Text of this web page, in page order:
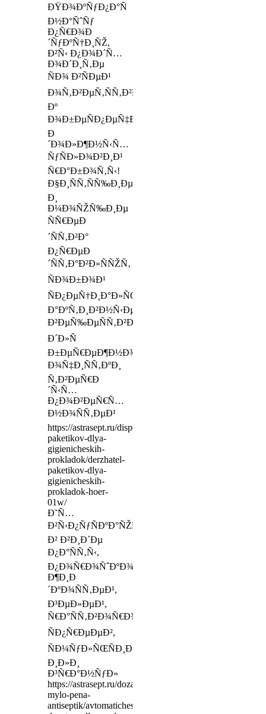
ÐŸÐ¾ÐºÑƒÐ¿Ð°Ñ
Ð½Ð°ÑˆÑƒ
Ð¿Ñ€Ð¾Ð
´ÑƒÐºÑ†Ð¸ÑŽ,
Ð²Ñ‹ Ð¿Ð¾Ð´Ñ…
Ð¾Ð´Ð¸Ñ‚Ðµ
ÑÐ¾ Ð²ÑÐµÐ¹
Ð¾Ñ‚Ð²ÐµÑ‚ÑÑ‚Ð²ÐµÐ½Ð½Ð¾ÑÑ‚ÑŒÑŽ
Ðº
Ð¾Ð±ÐµÑÐ¿ÐµÑ‡ÐµÐ½Ð¸ÑŽ
Ð
´Ð¾Ð»Ð¶Ð½Ñ‹Ñ…
ÑƒÑÐ»Ð¾Ð²Ð¸Ð¹
Ñ€Ð°Ð±Ð¾Ñ‚Ñ‹!
Ð§Ð¸ÑÑ‚ÑÑ‰Ð¸Ðµ
Ð¸
Ð¼Ð¾ÑŽÑ‰Ð¸Ðµ
ÑÑ€ÐµÐ
´ÑÑ‚Ð²Ð°
Ð¿Ñ€ÐµÐ
´ÑÑ‚Ð°Ð²Ð»ÑÑŽÑ‚
ÑÐ¾Ð±Ð¾Ð¹
ÑÐ¿ÐµÑ†Ð¸Ð°Ð»ÑŒÐ½Ñ‹Ðµ
Ð°ÐºÑ‚Ð¸Ð²Ð½Ñ‹Ðµ
Ð²ÐµÑ‰ÐµÑÑ‚Ð²Ð°
Ð´Ð»Ñ
Ð±ÐµÑ€ÐµÐ¶Ð½Ð¾Ð¹
Ð¾Ñ‡Ð¸ÑÑ‚ÐºÐ¸
Ñ‚Ð²ÐµÑ€Ð
´Ñ‹Ñ…
Ð¿Ð¾Ð²ÐµÑ€Ñ…
Ð½Ð¾ÑÑ‚ÐµÐ¹
https://astrasept.ru/dispensery/derzhatel-
paketikov-dlya-
gigienicheskih-
prokladok/derzhatel-
paketikov-dlya-
gigienicheskih-
prokladok-hoer-
01w/
Ð˜Ñ…
Ð²Ñ‹Ð¿ÑƒÑÐºÐ°ÑŽÑ‚
Ð² Ð²Ð¸Ð´Ðµ
Ð¿Ð°ÑÑ‚Ñ‹,
Ð¿Ð¾Ñ€Ð¾ÑˆÐºÐ¾Ð²,
Ð¶Ð¸Ð
´ÐºÐ¾ÑÑ‚ÐµÐ¹,
Ð³ÐµÐ»ÐµÐ¹,
Ñ€Ð°ÑÑ‚Ð²Ð¾Ñ€Ð¾Ð²,
ÑÐ¿Ñ€ÐµÐµÐ²,
ÑÐ¼ÑƒÐ»ÑŒÑÐ¸Ð¸
Ð¸Ð»Ð¸
Ð³Ñ€Ð°Ð½ÑƒÐ»
https://astrasept.ru/dozatory-
mylo-pena-
antiseptik/avtomaticheskie-